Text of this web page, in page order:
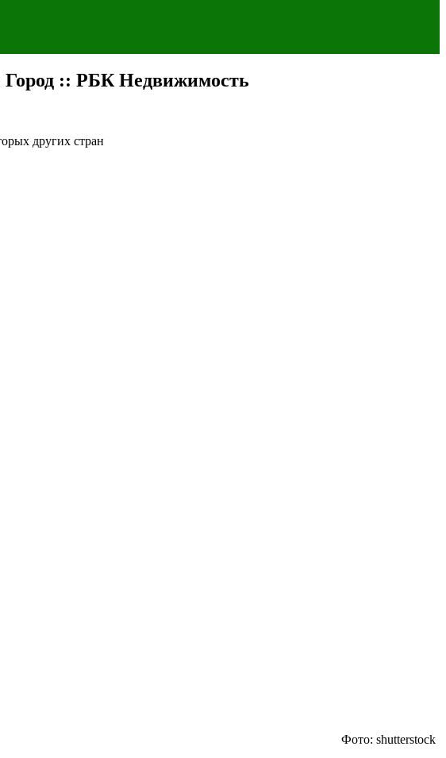
Город :: РБК Недвижимость
других стран
Фото: shutterstock